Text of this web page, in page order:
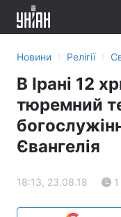
Новини › Релігії ›
В Ірані 12
тюремний
Євангелія
18:13, 23.08.18